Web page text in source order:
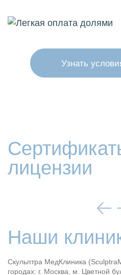
Узнать
лицензии
Наши
Скульптра МедКлиника
городах: г. Москва, м . Цветной